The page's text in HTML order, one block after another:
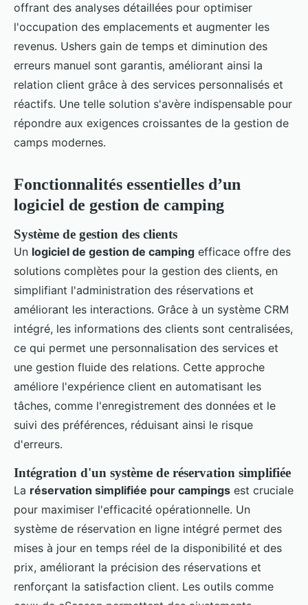
offrant des analyses détaillées pour optimiser
l'occupation des emplacements et augmenter les
revenus. Ushers gain de temps et diminution des
erreurs manuel sont garantis, améliorant ainsi la
relation client grâce à des services personnalisés et
réactifs. Une telle solution s'avère indispensable pour
répondre aux exigences croissantes de la gestion de
camps modernes.
Fonctionnalités essentielles d’un
logiciel de gestion de camping
Système de gestion des clients
Un logiciel de gestion de camping efficace offre des
solutions complètes pour la gestion des clients, en
simplifiant l'administration des réservations et
améliorant les interactions. Grâce à un système CRM
intégré, les informations des clients sont centralisées,
ce qui permet une personnalisation des services et
une gestion fluide des relations. Cette approche
améliore l'expérience client en automatisant les
tâches, comme l'enregistrement des données et le
suivi des préférences, réduisant ainsi le risque
d'erreurs.
Intégration d'un système de réservation simplifiée
La réservation simplifiée pour campings est cruciale
pour maximiser l'efficacité opérationnelle. Un
système de réservation en ligne intégré permet des
mises à jour en temps réel de la disponibilité et des
prix, améliorant la précision des réservations et
renforçant la satisfaction client. Les outils comme